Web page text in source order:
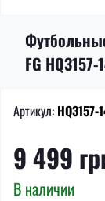
FG HQ3157-
Артикул: HQ3157-
9 499
В наличии